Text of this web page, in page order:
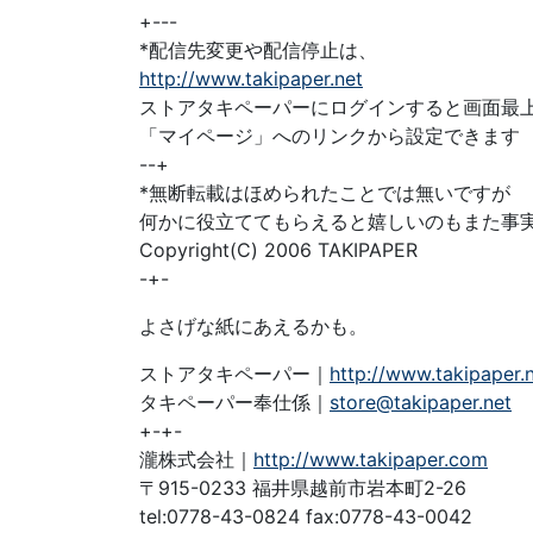
+---
*配信先変更や配信停止は、
http://www.takipaper.net
ストアタキペーパーにログインすると画面最
「マイページ」へのリンクから設定できます
--+
*無断転載はほめられたことでは無いですが
何かに役立ててもらえると嬉しいのもまた事
Copyright(C) 2006 TAKIPAPER
-+-
よさげな紙にあえるかも。
ストアタキペーパー｜ http://
タキペーパー奉仕係｜ store@takipaper.net
+-+-
瀧株式会社｜ http://www.takipaper.com
〒915-0233 福井県越前市岩本町2-26
tel:0778-43-0824 fax:0778-43-0042